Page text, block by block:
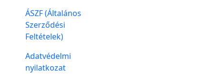
ÁSZF (Általános
Szerződési
Feltételek)
Adatvédelmi
nyilatkozat